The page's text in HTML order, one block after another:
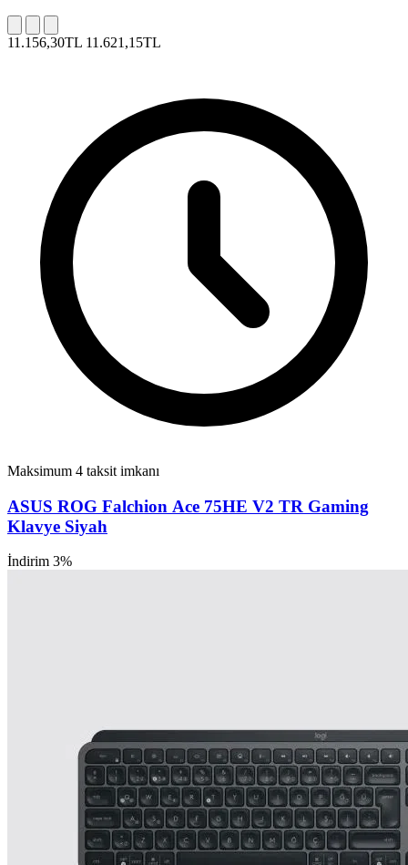
11.156,30TL 11.621,15TL
Maksimum 4 taksit imkanı
ASUS ROG Falchion Ace 75HE V2 TR Gaming
Klavye Siyah
İndirim 3%